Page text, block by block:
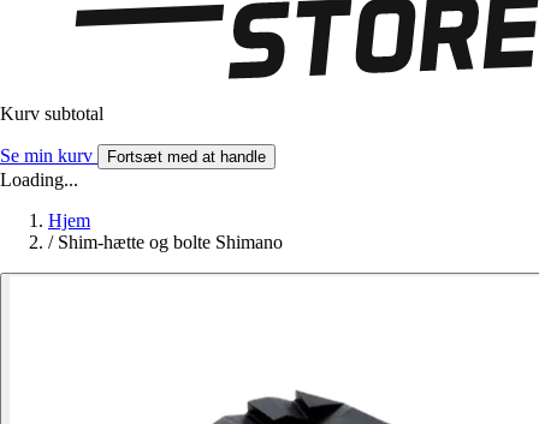
Kurv subtotal
Se min kurv Fortsæt med at handle
Loading...
Hjem
/ Shim-hætte og bolte Shimano